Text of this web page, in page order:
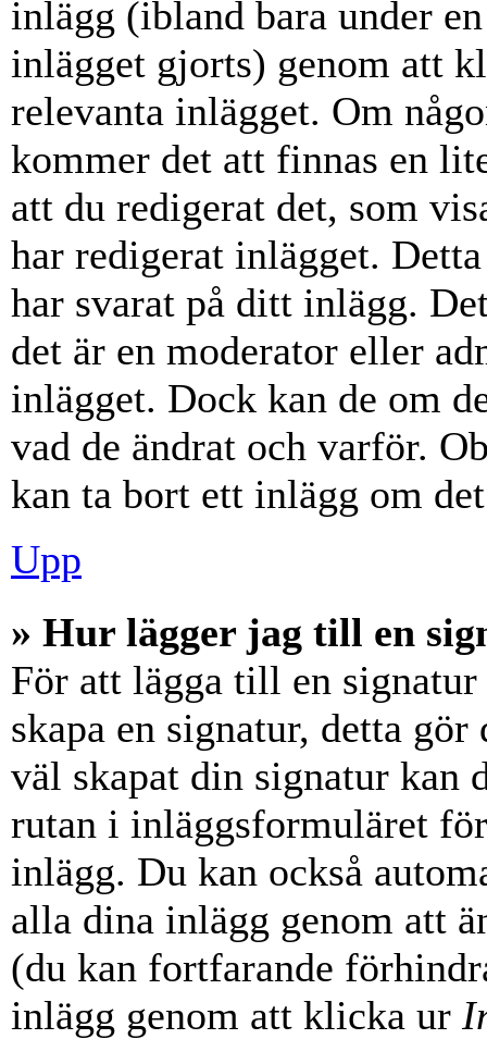
inlägg (ibland bara under
inlägget gjorts) genom att
relevanta inlägget. Om
kommer det att finnas en
att du redigerat det, som
har redigerat inlägget.
har svarat på ditt inlägg.
det är en moderator eller
inlägget. Dock kan de om
vad de ändrat och varför.
kan ta bort ett inlägg om
Upp
» Hur lägger jag till en
För att lägga till en
skapa en signatur, detta
väl skapat din signatur kan
rutan i inläggsformuläret
inlägg. Du kan också
alla dina inlägg genom att
(du kan fortfarande
inlägg genom att klicka ur